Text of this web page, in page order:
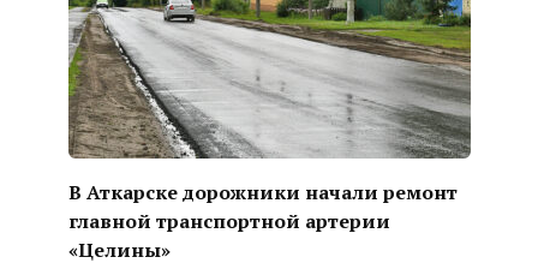
В Аткарске дорожники начали ремонт
главной транспортной артерии
«Целины»